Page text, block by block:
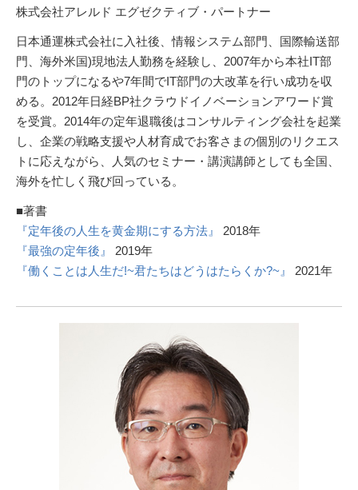
株式会社アレルド エグゼクティブ・パートナー
日本通運株式会社に入社後、情報システム部門、国際輸送部
門、海外米国)現地法人勤務を経験し、2007年から本社IT部
門のトップになるや7年間でIT部門の大改革を行い成功を収
める。2012年日経BP社クラウドイノベーションアワード賞
を受賞。2014年の定年退職後はコンサルティング会社を起業
し、企業の戦略支援や人材育成でお客さまの個別のリクエス
トに応えながら、人気のセミナー・講演講師としても全国、
海外を忙しく飛び回っている。
■著書
『定年後の人生を黄金期にする方法』
2018年
『最強の定年後』
2019年
『働くことは人生だ!~君たちはどうはたらくか?~』
2021年